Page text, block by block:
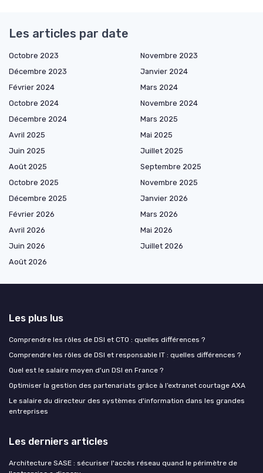
Les articles par date
Octobre 2023
Novembre 2023
Décembre 2023
Janvier 2024
Février 2024
Mars 2024
Octobre 2024
Novembre 2024
Décembre 2024
Mars 2025
Avril 2025
Mai 2025
Juin 2025
Juillet 2025
Août 2025
Septembre 2025
Octobre 2025
Novembre 2025
Décembre 2025
Janvier 2026
Février 2026
Mars 2026
Avril 2026
Mai 2026
Juin 2026
Juillet 2026
Août 2026
Les plus lus
Comprendre les rôles de DSI et CTO : quelles différences ?
Comprendre les rôles de DSI et responsable IT : quelles différences ?
Quel est le salaire moyen d'un DSI en France ?
Optimiser la gestion des partenariats grâce à l’extranet courtage AXA
Le salaire du directeur des systèmes d'information dans les grandes
entreprises
Les derniers articles
Architecture SASE : sécuriser l'accès réseau quand le périmètre de